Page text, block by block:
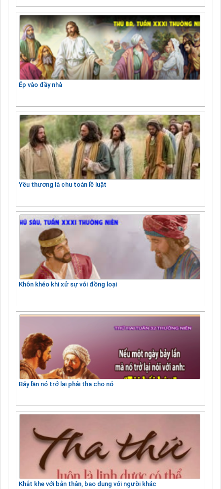
Ép vào đầy nhà
Yêu thương là chu toàn lề luật
Khôn khéo khi xử sự với đồng loại
Bảy lần nó trở lại phải tha cho nó
Khắt khe với bản thân, bao dung với người khác